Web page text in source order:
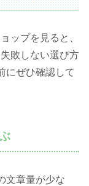
ップを見ると、
敗しない選び方
にぜひ確認して
文章量が少な